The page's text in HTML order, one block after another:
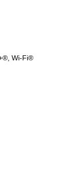
Wi-Fi®